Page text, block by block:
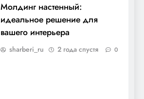
Молдинг настенный:
идеальное решение для
вашего интерьера
sharberi_ru 2 года спустя 0